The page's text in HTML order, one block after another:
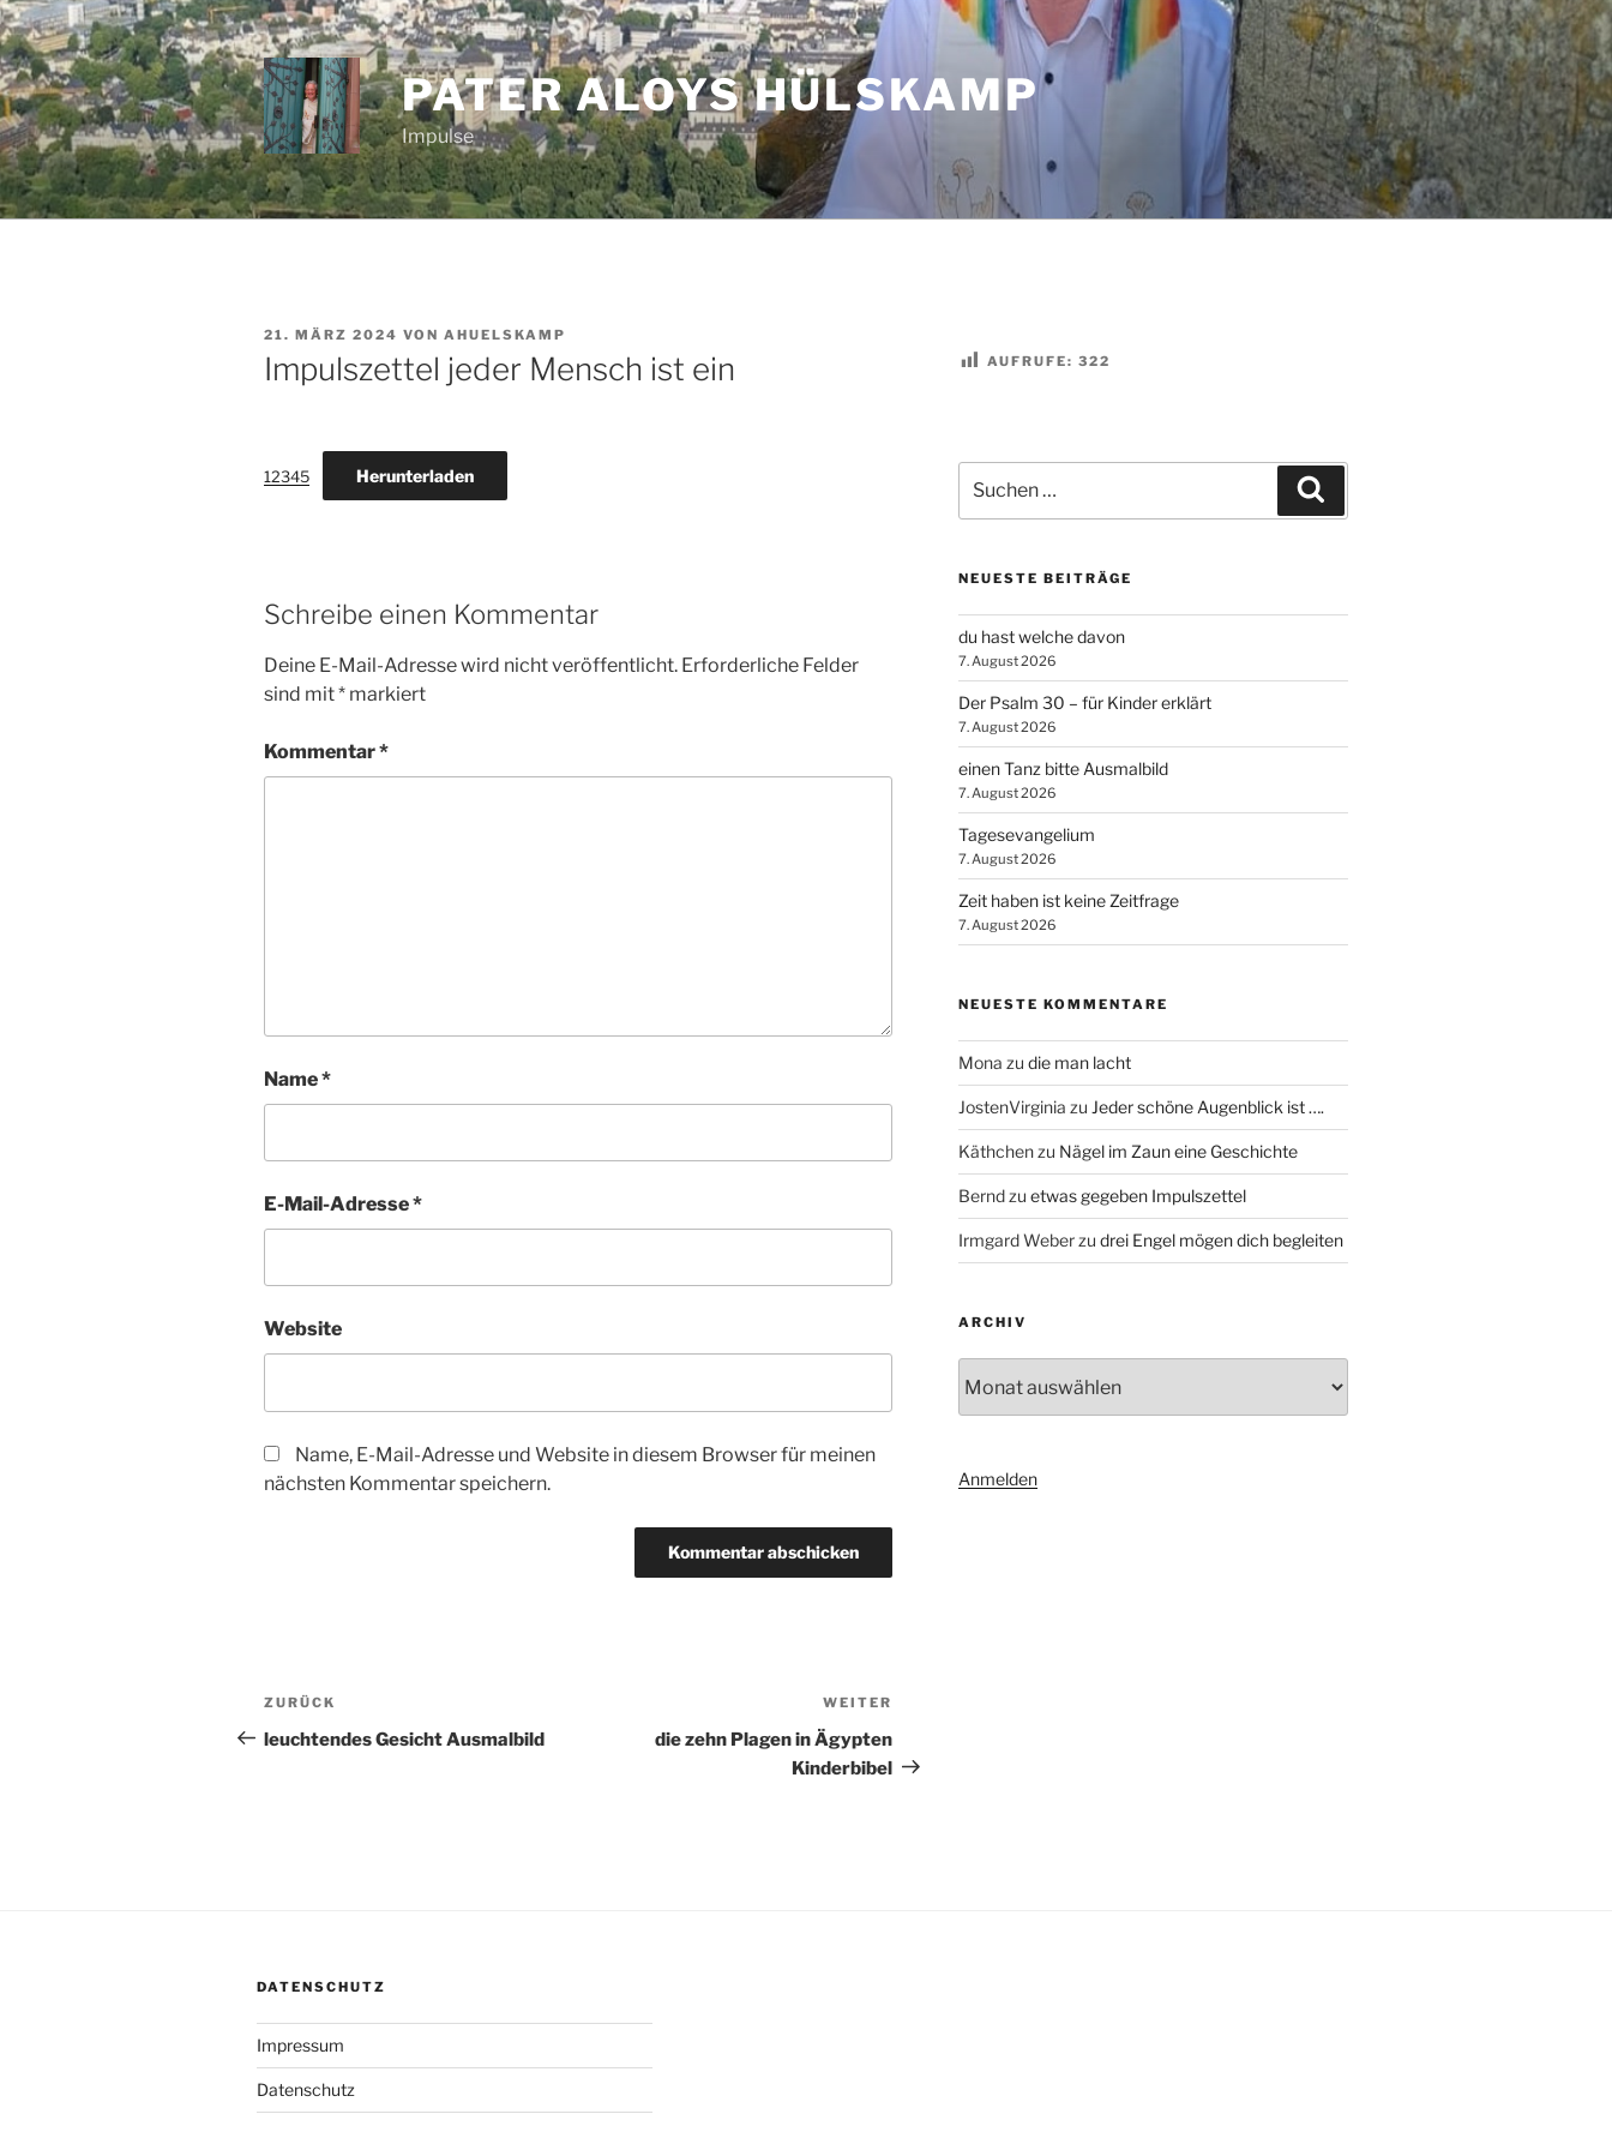
Zum
Inhalt
springen
PATER ALOYS HÜLSKAMP
Impulse
VERÖFFENTLICHT
AM
21. MÄRZ 2024 VON AHUELSKAMP
Impulszettel jeder Mensch ist ein
12345 Herunterladen
Schreibe einen Kommentar
Deine E-Mail-Adresse wird nicht veröffentlicht. Erforderliche Felder
sind mit* markiert
Kommentar*
Name*
E-Mail-Adresse*
Website
Name, E-Mail-Adresse und Website in diesem Browser für meinen
nächsten Kommentar speichern.
Beitragsnavigation
Vorheriger
Beitrag
ZURÜCK
leuchtendes Gesicht Ausmalbild
Beitrag
WEITER
die zehn Plagen in Ägypten
Kinderbibel
AUFRUFE: 322
nach:
NEUESTE BEITRÄGE
du hast welche davon
7. August 2026
Der Psalm 30 – für Kinder erklärt
7. August 2026
einen Tanz bitte Ausmalbild
7. August 2026
Tagesevangelium
7. August 2026
Zeit haben ist keine Zeitfrage
7. August 2026
NEUESTE KOMMENTARE
Mona zu die man lacht
JostenVirginia zu Jeder schöne Augenblick ist ….
Käthchenzu Nägel im Zaun eine Geschichte
Berndzu etwas gegeben Impulszettel
Irmgard Weberzu drei Engel mögen dich begleiten
ARCHIV
Anmelden
DATENSCHUTZ
Impressum
Datenschutz